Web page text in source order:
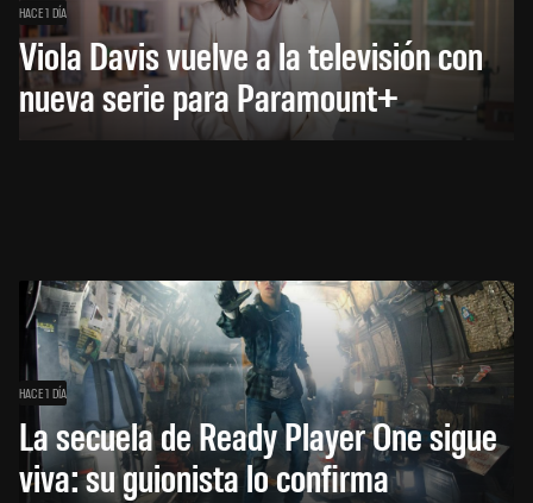
HACE 1 DÍA
Viola Davis vuelve a la televisión con
nueva serie para Paramount+
HACE 1 DÍA
La secuela de Ready Player One sigue
viva: su guionista lo confirma